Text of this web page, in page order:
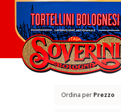
contenuto
Ordina per Prezzo